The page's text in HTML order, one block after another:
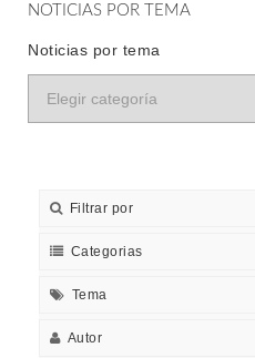
NOTICIAS POR TEMA
Noticias por tema
Filtrar por
Categorias
Tema
Autor